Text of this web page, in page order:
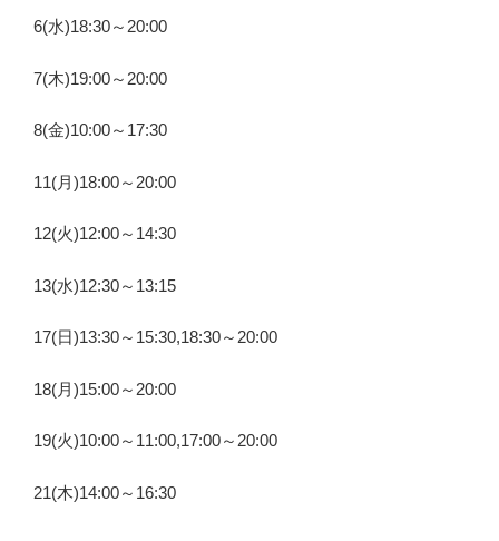
6(水)18:30～20:00
7(木)19:00～20:00
8(金)10:00～17:30
11(月)18:00～20:00
12(火)12:00～14:30
13(水)12:30～13:15
17(日)13:30～15:30,18:30～20:00
18(月)15:00～20:00
19(火)10:00～11:00,17:00～20:00
21(木)14:00～16:30